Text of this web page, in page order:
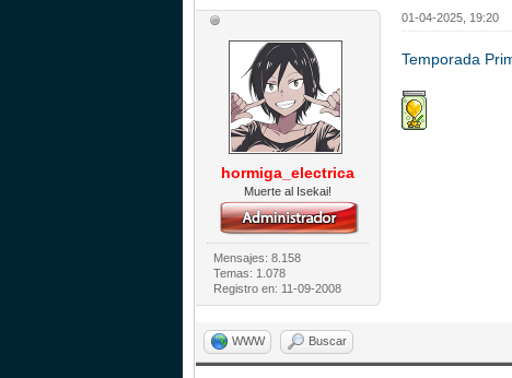
hormiga_electrica
Muerte al Isekai!
Mensajes: 8.158
Temas: 1.078
Registro en: 11-09-2008
01-04-2025, 19:20
Temporada
WWW Buscar